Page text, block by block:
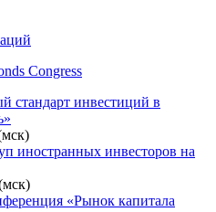
Congress
стандарт инвестиций в